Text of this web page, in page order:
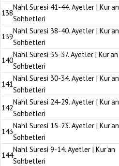
138
Nahl Suresi 41-44. Ayetler | Kur’an
Sohbetleri
139
Nahl Suresi 38-40. Ayetler | Kur’an
Sohbetleri
140
Nahl Suresi 35-37. Ayetler | Kur’an
Sohbetleri
141
Nahl Suresi 30-34. Ayetler | Kur’an
Sohbetleri
142
Nahl Suresi 24-29. Ayetler | Kur’an
Sohbetleri
143
Nahl Suresi 15-23. Ayetler | Kur’an
Sohbetleri
144
Nahl Suresi 9-14. Ayetler | Kur’an
Sohbetleri